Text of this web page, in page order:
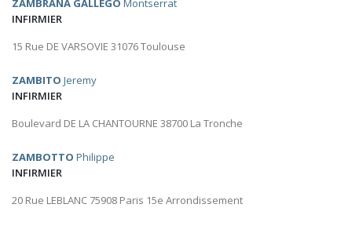
ZAMBRANA GALLEGO Montserrat
INFIRMIER
15 Rue DE VARSOVIE 31076 Toulouse
ZAMBITO Jeremy
INFIRMIER
Boulevard DE LA CHANTOURNE 38700 La Tronche
ZAMBOTTO Philippe
INFIRMIER
20 Rue LEBLANC 75908 Paris 15e Arrondissement